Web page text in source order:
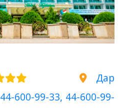
Дар
44-600-99-33, 44-600-99-